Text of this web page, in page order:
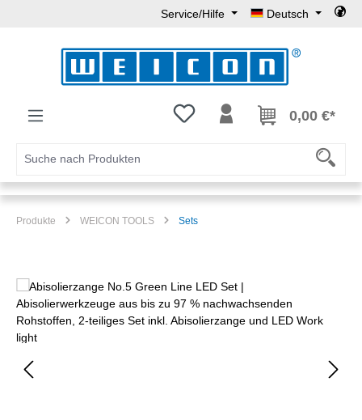
Service/Hilfe Deutsch
Du hast 0 Produkte auf dem
0,00 €*
Produkte WEICON TOOLS Sets
Bildergalerie überspringen